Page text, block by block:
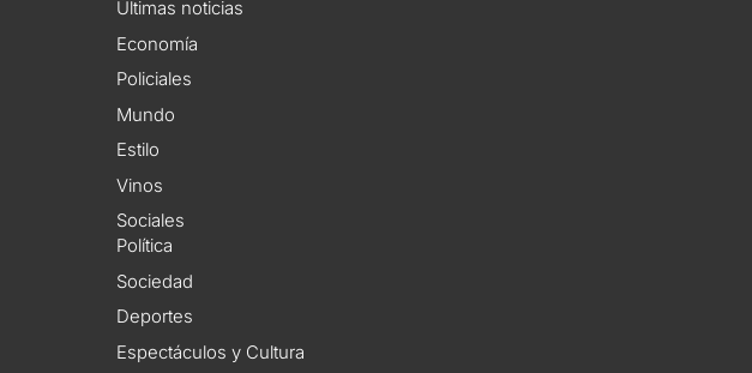
Últimas noticias
Economía
Policiales
Mundo
Estilo
Vinos
Sociales
Política
Sociedad
Deportes
Espectáculos y Cultura